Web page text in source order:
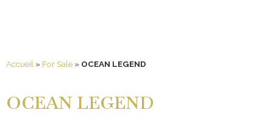
Accueil » For Sale » OCEAN LEGEND
OCEAN LEGEND